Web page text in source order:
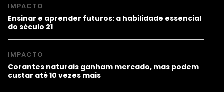
IMPACTO
Ensinar e aprender futuros: a habilidade essencial
do século 21
IMPACTO
Corantes naturais ganham mercado, mas podem
custar até 10 vezes mais